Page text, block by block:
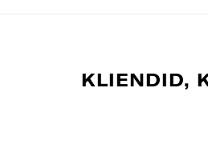
KLIENDID,